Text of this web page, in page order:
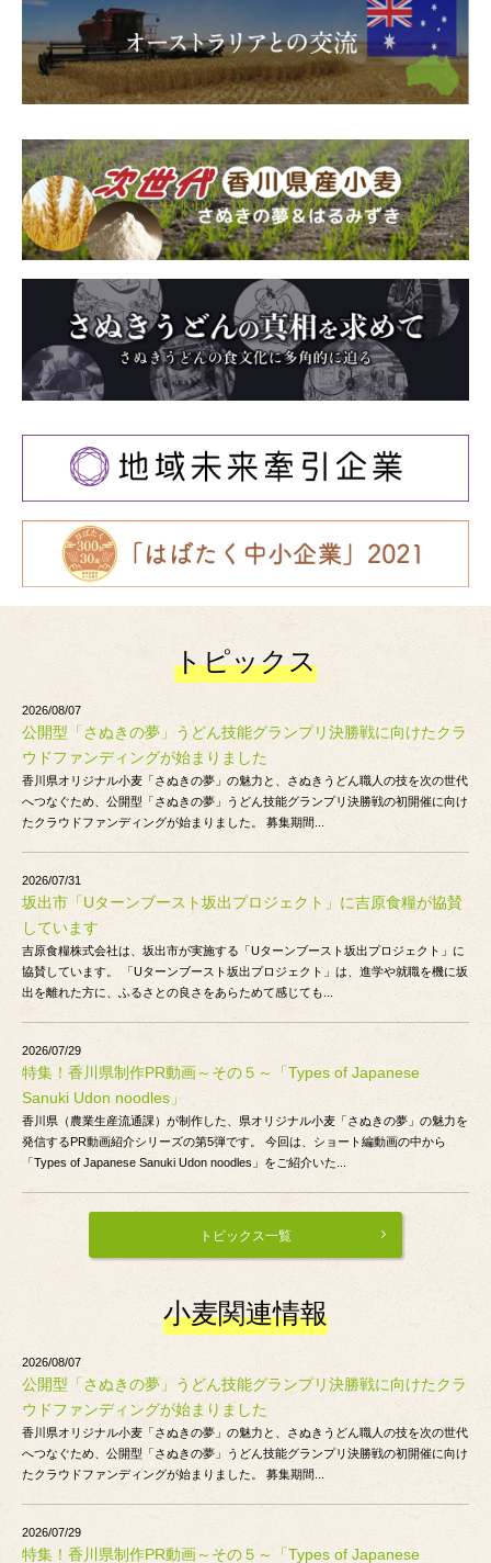
トピックス
2026/08/07
公開型「さぬきの夢」うどん技能グランプリ決勝戦に向けたクラ
ウドファンディングが始まりました
香川県オリジナル小麦「さぬきの夢」の魅力と、さぬきうどん職人の技を次の世代
へつなぐため、公開型「さぬきの夢」うどん技能グランプリ決勝戦の初開催に向け
たクラウドファンディングが始まりました。 募集期間...
2026/07/31
坂出市「Uターンブースト坂出プロジェクト」に吉原食糧が協賛
しています
吉原食糧株式会社は、坂出市が実施する「Uターンブースト坂出プロジェクト」に
協賛しています。 「Uターンブースト坂出プロジェクト」は、進学や就職を機に坂
出を離れた方に、ふるさとの良さをあらためて感じても...
2026/07/29
特集！香川県制作PR動画～その５～「Types of Japanese
Sanuki Udon noodles」
香川県（農業生産流通課）が制作した、県オリジナル小麦「さぬきの夢」の魅力を
発信するPR動画紹介シリーズの第5弾です。 今回は、ショート編動画の中から
「Types of Japanese Sanuki Udon noodles」をご紹介いた...
トピックス一覧
小麦関連情報
2026/08/07
公開型「さぬきの夢」うどん技能グランプリ決勝戦に向けたクラ
ウドファンディングが始まりました
香川県オリジナル小麦「さぬきの夢」の魅力と、さぬきうどん職人の技を次の世代
へつなぐため、公開型「さぬきの夢」うどん技能グランプリ決勝戦の初開催に向け
たクラウドファンディングが始まりました。 募集期間...
2026/07/29
特集！香川県制作PR動画～その５～「Types of Japanese